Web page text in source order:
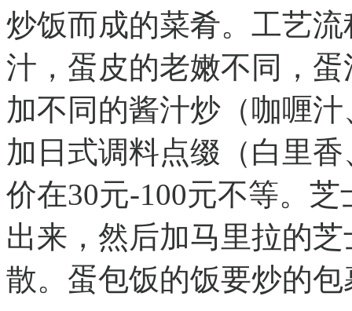
炒饭而成的菜肴。工艺
汁，蛋皮的老嫩不同，
加不同的酱汁炒（咖喱
加日式调料点缀（白里
价在30元-100元不等。
出来，然后加马里拉的
散。蛋包饭的饭要炒的